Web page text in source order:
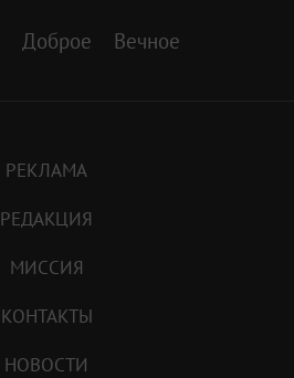
Доброе Вечное
РЕКЛАМА
РЕДАКЦИЯ
МИССИЯ
КОНТАКТЫ
НОВОСТИ